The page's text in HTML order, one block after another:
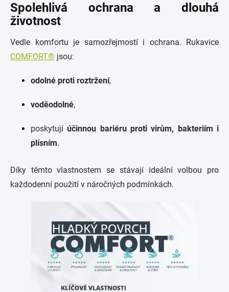
Spolehlivá ochrana a dlouhá
životnost
Vedle komfortu je samozřejmostí i ochrana. Rukavice
COMFORT® jsou:
odolné proti roztržení,
voděodolné,
poskytujíúčinnou bariéru proti virům, bakteriím i
plísním.
Díky těmto vlastnostem se stávají ideální volbou pro
každodenní použití v náročných podmínkách.